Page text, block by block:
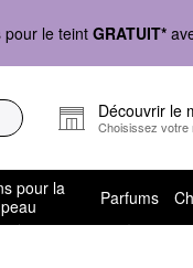
pour le teintGRATUIT*
Découvrir le
Choisissez votre
pour la
peau
Parfums